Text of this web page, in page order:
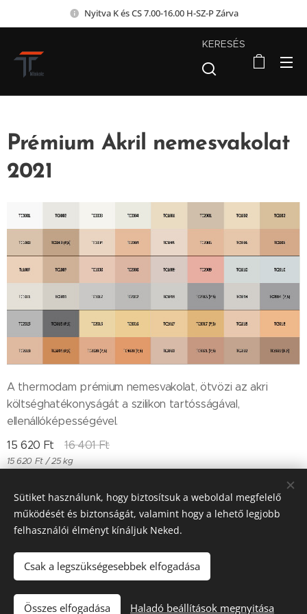
Nyitva K és CS 7.00-16.00 H-SZ-P Zárva
KERESÉS
Prémium Akril nemesvakolat
2021
A thermodam prémium nemesvakolat, ötvözi az akri
költséghatékonyságát a szilikon tartósságával,
ellenállóképességével.
15 620 Ft 16 401Ft
15 620 Ft / 25 kg
Kosárba
Till "96" Kft Adószán: 11385497-2-05
Sütiket használunk, hogy biztosítsuk a weboldal megfelelő
működését és biztonságát, valamint hogy a lehető legjobb
felhasználói élményt kínáljuk Neked.
Csak a legszükségesebbek elfogadása
Összes elfogadása Haladó beállítások megnyitása